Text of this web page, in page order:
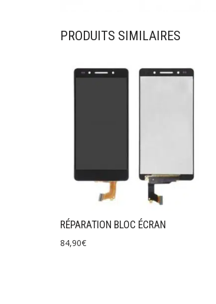
PRODUITS SIMILAIRES
RÉPARATION BLOC ÉCRAN
84,90€